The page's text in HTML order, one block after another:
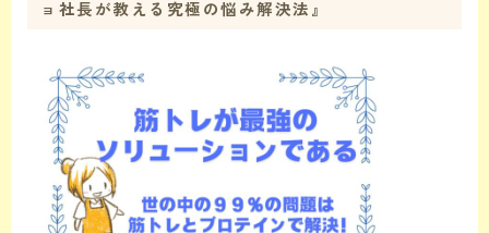
ョ社長が教える究極の悩み解決法』